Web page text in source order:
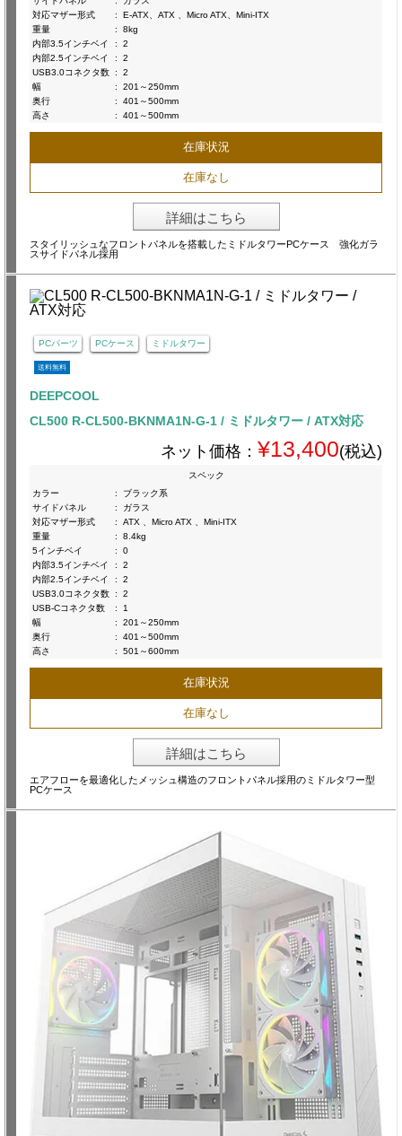
対応マザー形式
:
E-ATX、ATX 、Micro ATX、Mini-ITX
重量
:
8kg
内部3.5インチベイ
:
2
内部2.5インチベイ
:
2
USB3.0コネクタ数 :
2
幅
:
201～250mm
奥行
:
401～500mm
高さ
: 401～500mm
在庫状況
在庫なし
詳細はこちら
スタイリッシュなフロントパネルを搭載したミドルタワーPCケース 強化ガラ
スサイドパネル採用
PCパーツ PCケース ミドルタワー
送料無料
DEEPCOOL
CL500 R-CL500-BKNMA1N-G-1 / ミドルタワー / ATX対応
ネット価格： ¥13,400(税込)
スペック
カラー
:
ブラック系
サイドパネル
:
ガラス
対応マザー形式
:
ATX 、Micro ATX 、Mini-ITX
重量
:
8.4kg
5インチベイ
:
0
内部3.5インチベイ
:
2
内部2.5インチベイ
:
2
USB3.0コネクタ数 :
2
USB-Cコネクタ数
:
1
幅
:
201～250mm
奥行
:
401～500mm
高さ
: 501～600mm
在庫状況
在庫なし
詳細はこちら
エアフローを最適化したメッシュ構造のフロントパネル採用のミドルタワー型
PCケース